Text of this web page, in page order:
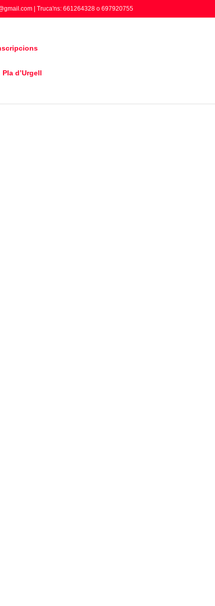
| Truca'ns: 661264328 o 697920755
d’Urgell